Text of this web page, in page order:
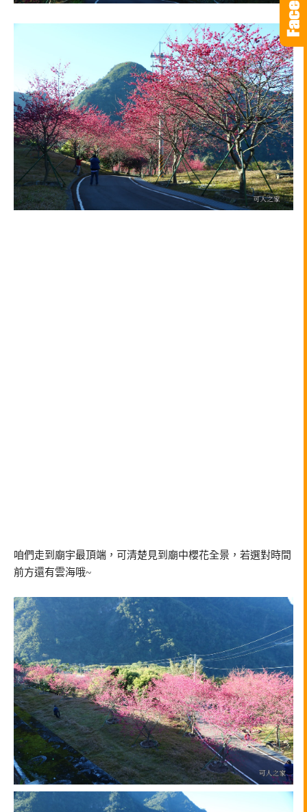
咱們走到廟宇最頂端，可清楚見到廟中櫻花全景，若選對時間
前方還有雲海哦~